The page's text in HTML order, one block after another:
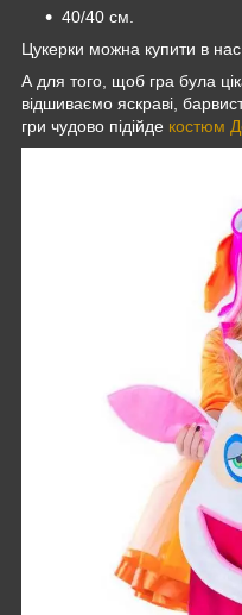
40/40 см.
Цукерки можна купити в
А для того, щоб гра була
відшиваємо яскраві,
гри чудово підійде костюм